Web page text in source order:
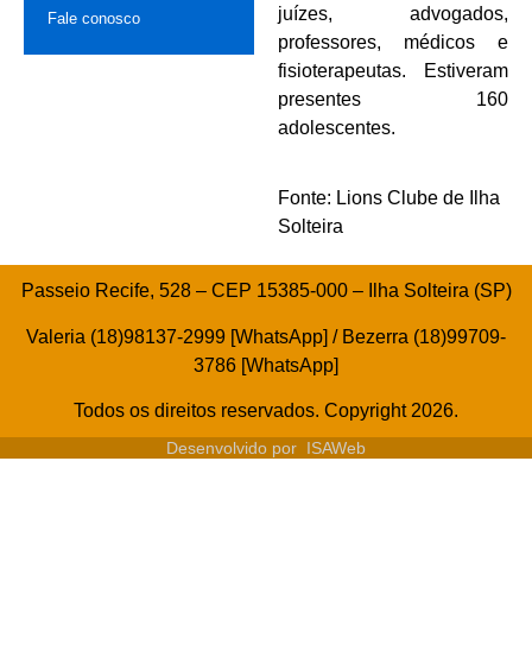
juízes, advogados,
professores, médicos e
fisioterapeutas. Estiveram
presentes 160
adolescentes.
Fonte: Lions Clube de Ilha
Solteira
Fale conosco
Passeio Recife, 528 – CEP 15385-000 – Ilha Solteira (SP)
Valeria (18)98137-2999 [WhatsApp] / Bezerra (18)99709-
3786 [WhatsApp]
Todos os direitos reservados. Copyright 2026.
Desenvolvido por ISAWeb